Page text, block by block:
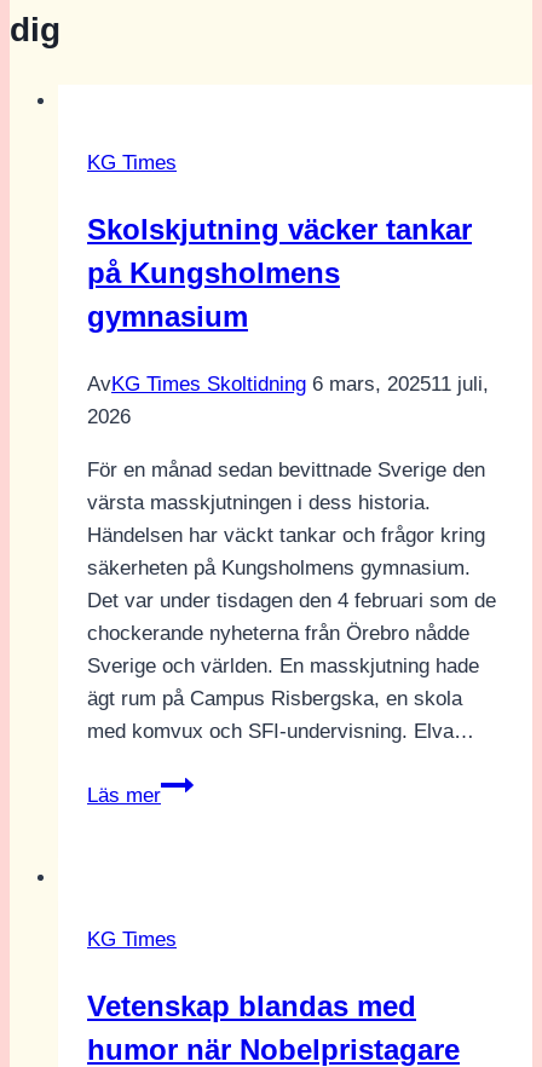
dig
KG Times
Skolskjutning väcker tankar
på Kungsholmens
gymnasium
AvKG Times Skoltidning 6 mars, 202511 juli,
2026
För en månad sedan bevittnade Sverige den
värsta masskjutningen i dess historia.
Händelsen har väckt tankar och frågor kring
säkerheten på Kungsholmens gymnasium.
Det var under tisdagen den 4 februari som de
chockerande nyheterna från Örebro nådde
Sverige och världen. En masskjutning hade
ägt rum på Campus Risbergska, en skola
med komvux och SFI-undervisning. Elva…
Läs mer
Skolskjutning
gymnasium
KG Times
Vetenskap blandas med
humor när Nobelpristagare